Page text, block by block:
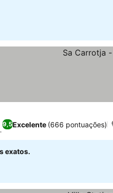
9,5Excelente (666 pontuações)
exatos.